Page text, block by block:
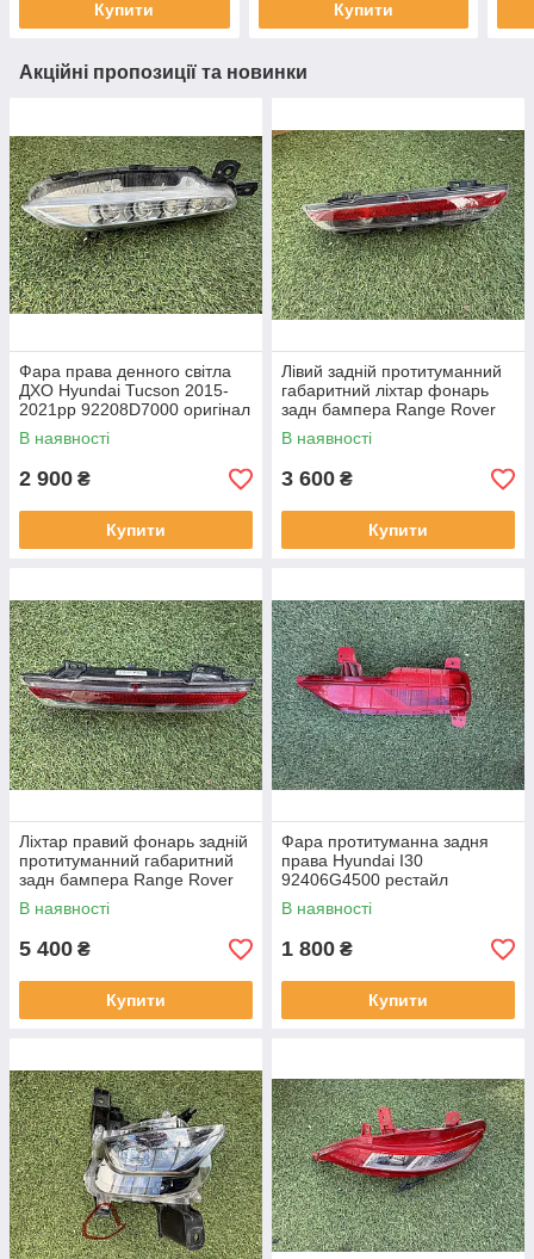
Купити Купити
Акційні пропозиції та новинки
Фара права денного світла
ДХО Hyundai Tucson 2015-
2021рр 92208D7000 оригінал
бв відсутнє одне кріплення,
повністю робоча
В наявності
2 900 ₴
Купити
Лівий задній протитуманний
габаритний ліхтар фонарь
задн бампера Range Rover
L460 від 2021-рр LR152299
оригінал бв повністю р
В наявності
3 600 ₴
Купити
Ліхтар правий фонарь задній
протитуманний габаритний
задн бампера Range Rover
L460 від2021-рр, LR152295
оригінал повністю робо
В наявності
5 400 ₴
Купити
Фара протитуманна задня
права Hyundai I30
92406G4500 рестайл
від2020-рр оригінал бв
відсутнє одне кріплення
В наявності
1 800 ₴
Купити